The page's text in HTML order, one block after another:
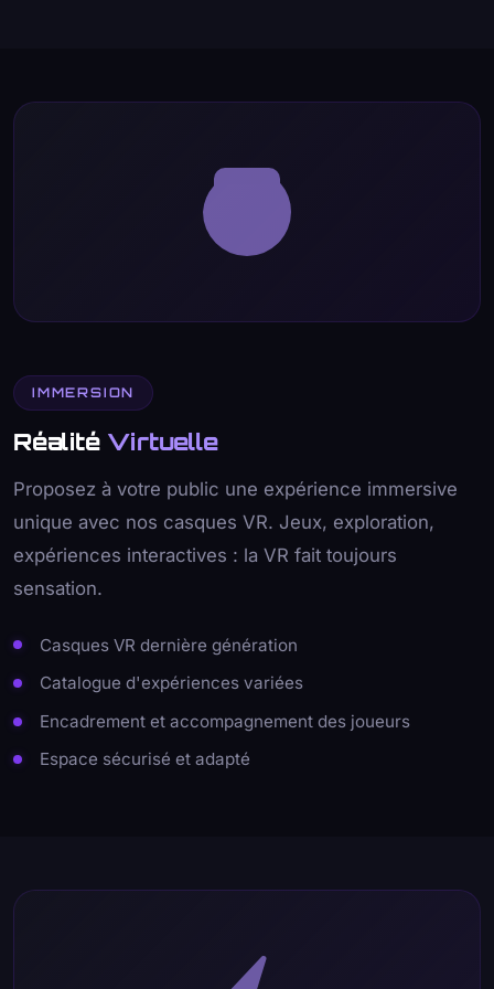
IMMERSION
Réalité Virtuelle
Proposez à votre public une expérience immersive
unique avec nos casques VR. Jeux, exploration,
expériences interactives : la VR fait toujours
sensation.
Casques VR dernière génération
Catalogue d'expériences variées
Encadrement et accompagnement des joueurs
Espace sécurisé et adapté